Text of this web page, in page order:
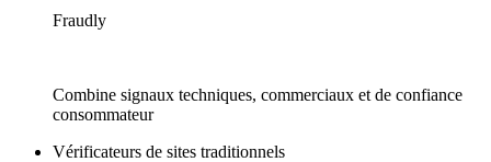
Fraudly
Combine signaux techniques, commerciaux et de confiance
consommateur
Vérificateurs de sites traditionnels